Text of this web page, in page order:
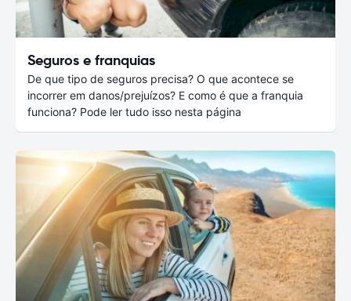
Seguros e franquias
De que tipo de seguros precisa? O que acontece se
incorrer em danos/prejuízos? E como é que a franquia
funciona? Pode ler tudo isso nesta página